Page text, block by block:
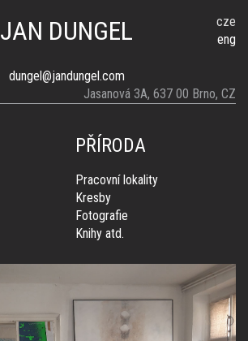
JAN DUNGEL
cze
eng
dungel@jandungel.com
Jasanová 3A, 637 00 Brno, CZ
PŘÍRODA
Pracovní lokality
Kresby
Fotografie
Knihy atd.